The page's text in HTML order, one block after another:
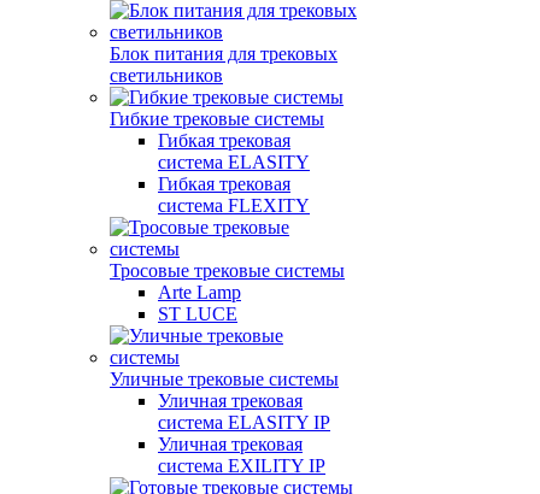
Блок питания для трековых
светильников
Гибкие трековые системы
Гибкая трековая
система ELASITY
Гибкая трековая
система FLEXITY
Тросовые трековые системы
Arte Lamp
ST LUCE
Уличные трековые системы
Уличная трековая
система ELASITY IP
Уличная трековая
система EXILITY IP